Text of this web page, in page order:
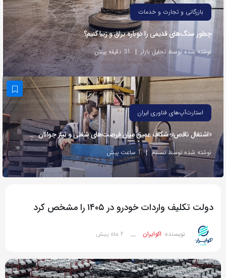
را
با
دوستان
خود
به
اشتراک
بگذارید.
کپی
لینک
بازرگانی و تجارت و خدمات
چطور سنگ‌های قدیمی را دوباره براق و زیبا کنیم؟
نوشته شده توسط تحلیل بازار 31 دقیقه پیش
استارت‌آپ‌های فناوری ایران
«اشتغال ناقص»؛ شکاف عمیق میان فرصت‌های شغلی و نیاز جوانان
نوشته شده توسط تسنیم 1 ساعت پیش
دولت تکلیف واردات خودرو در ۱۴۰۵ را مشخص کرد
نویسنده: اکوایران __ 2 ماه پیش